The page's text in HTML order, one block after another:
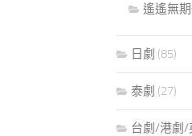
遙遙無
日劇 (85)
泰劇 (27)
台劇/港劇/